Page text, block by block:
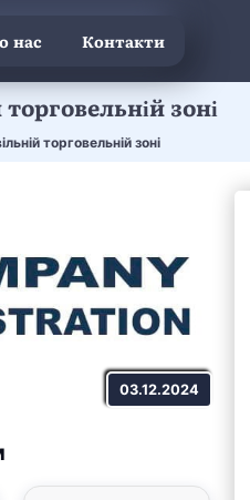
нас Контакти
зоні
торговельній зоні
03.12.2024